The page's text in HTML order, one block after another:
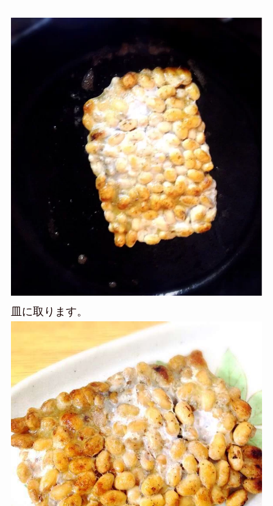
皿に取ります。